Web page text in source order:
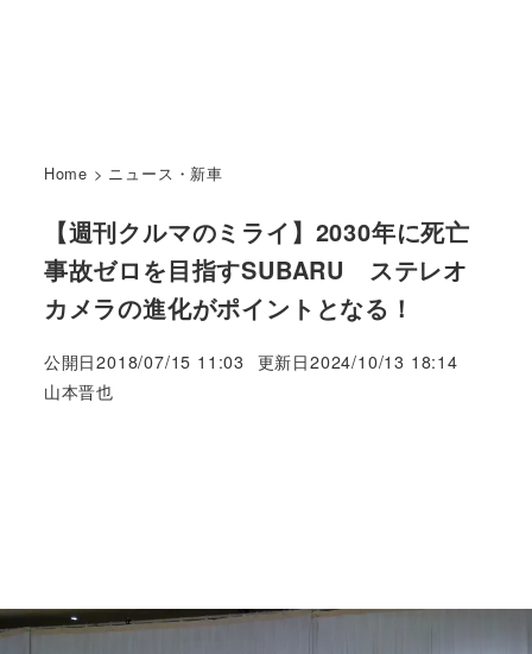
Home > ニュース・新車
【週刊クルマのミライ】2030年に死亡
事故ゼロを目指すSUBARU ステレオ
カメラの進化がポイントとなる！
公開日2018/07/15 11:03 更新日2024/10/13 18:14
著
山本晋也